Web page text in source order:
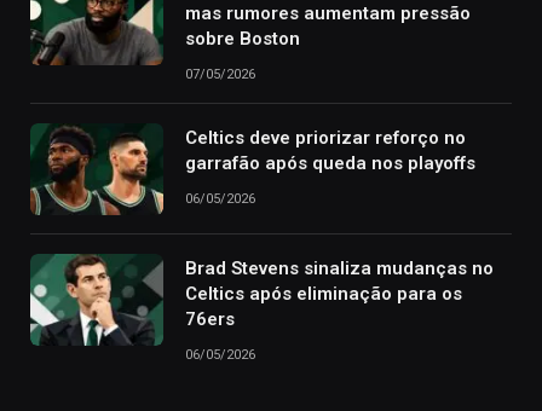
mas rumores aumentam pressão
sobre Boston
07/05/2026
Celtics deve priorizar reforço no
garrafão após queda nos playoffs
06/05/2026
Brad Stevens sinaliza mudanças no
Celtics após eliminação para os
76ers
06/05/2026